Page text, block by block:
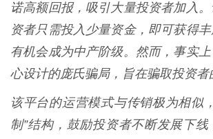
诺高额回报，吸引大量投资者加入
资者只需投入少量资金，即可获得
有机会成为中产阶级。然而，事实
心设计的庞氏骗局，旨在骗取投资者
该平台的运营模式与传销极为相似
制”结构，鼓励投资者不断发展下